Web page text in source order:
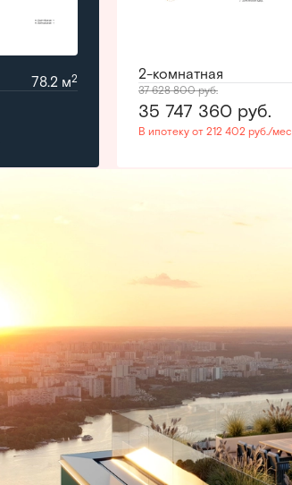
78.2 м2
2-комнатная
37 628 800руб.
35 747 360 руб.
В ипотеку от 212 402 руб./мес.